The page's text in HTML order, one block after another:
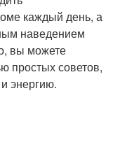
каждый день, а
наведением
вы можете
простых советов,
энергию.